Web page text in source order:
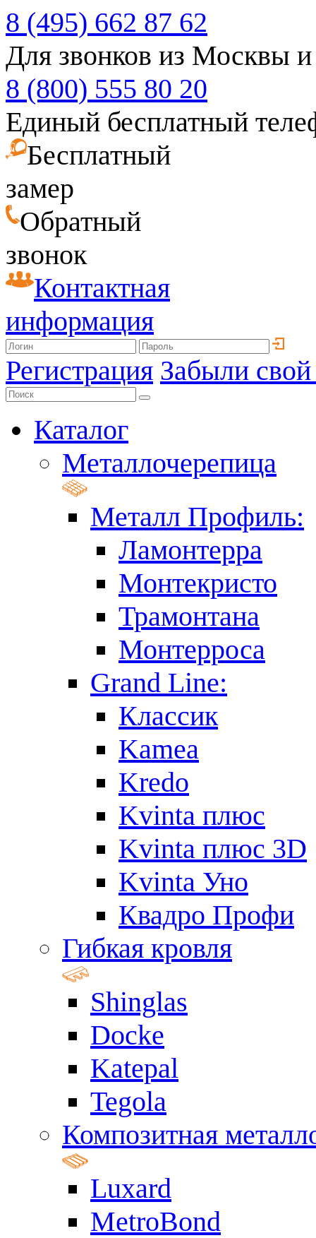
8 (495) 662 87 62
Для звонков из Москвы
8 (800) 555 80 20
Единый бесплатный
Бесплатный
замер
Обратный
звонок
Контактная
информация
Регистрация Забыли
Каталог
Металлочерепица
Металл Профиль:
Ламонтерра
Монтекристо
Трамонтана
Монтерроса
Grand Line:
Классик
Kamea
Kredo
Kvinta плюс
Kvinta плюс 3D
Kvinta Уно
Квадро Профи
Гибкая кровля
Shinglas
Docke
Katepal
Tegola
Композитная
Luxard
MetroBond